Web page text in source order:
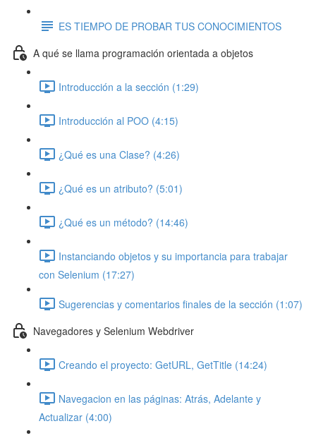
ES TIEMPO DE PROBAR TUS CONOCIMIENTOS
A qué se llama programación orientada a objetos
Introducción a la sección (1:29)
Introducción al POO (4:15)
¿Qué es una Clase? (4:26)
¿Qué es un atributo? (5:01)
¿Qué es un método? (14:46)
Instanciando objetos y su importancia para trabajar
con Selenium (17:27)
Sugerencias y comentarios finales de la sección (1:07)
Navegadores y Selenium Webdriver
Creando el proyecto: GetURL, GetTitle (14:24)
Navegacion en las páginas: Atrás, Adelante y
Actualizar (4:00)